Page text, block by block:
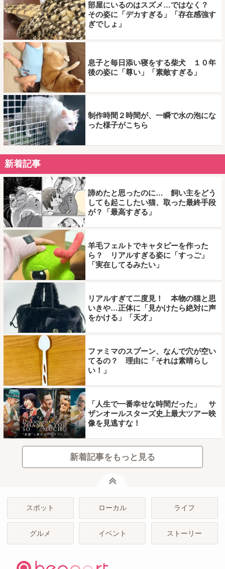
部屋にいるのはスズメ…ではなく？
その姿に「デカすぎる」「存在感強す
ぎでしょ」
息子と毎日添い寝をする柴犬 １０年
後の姿に「尊い」「素敵すぎる」
制作時間２時間が、一瞬で水の泡にな
った様子がこちら
新着記事
諦めたと思ったのに… 飼い主をどう
しても起こしたい猫、取った最終手段
が？「最高すぎる」
羊毛フェルトでキャタピーを作った
ら？ リアルすぎる姿に「すっご」
「実在してるみたい」
リアルすぎて二度見！ 本物の猫と思
いきや…正体に「見かけたら絶対に声
をかける」「天才」
ファミマのスプーン、なんで穴が空い
てるの？ 理由に「それは素晴らし
い！」
「人生で一番幸せな時間だった」 サ
ザンオールスターズ史上最大ツアー映
像を見逃すな！
新着記事をもっと見る
スポット ローカル ライフ
グルメ イベント ストーリー